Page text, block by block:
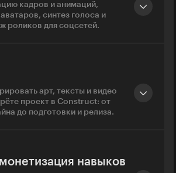
кадров и анимаций,
синтез голоса и
роликов для соцсетей.
арт, тексты и видео
проект в Construct: от
до подготовки и релиза.
навыков